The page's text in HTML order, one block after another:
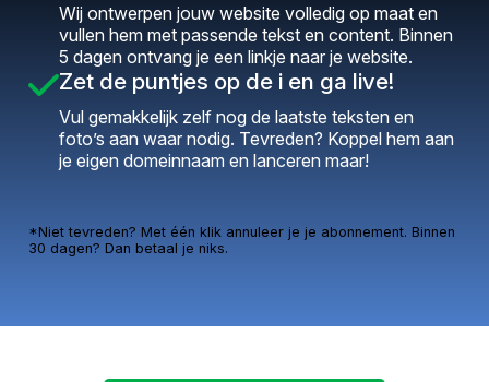
Wij ontwerpen jouw website volledig op maat en
vullen hem met passende tekst en content. Binnen
5 dagen ontvang je een linkje naar je website.
Zet de puntjes op de i en ga live!
Vul gemakkelijk zelf nog de laatste teksten en
foto’s aan waar nodig. Tevreden? Koppel hem aan
je eigen domeinnaam en lanceren maar!
*Niet tevreden? Met één klik annuleer je je abonnement. Binnen
30 dagen? Dan betaal je niks.